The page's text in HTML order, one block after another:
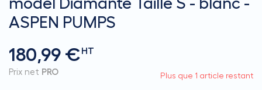
model Diamante Taille S - blanc -
ASPEN PUMPS
180,99 € HT
Prix net PRO Plus que 1 article restant